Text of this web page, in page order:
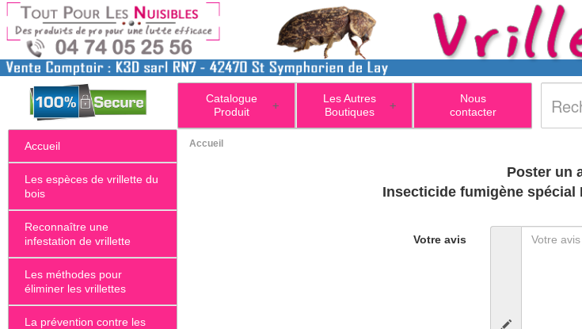
+
Catalogue
Produit
+
Les Autres
Boutiques
Nous
contacter
Accueil
Les espèces de vrillette du
bois
Reconnaître une
infestation de vrillette
Les méthodes pour
éliminer les vrillettes
La prévention contre les
Accueil
Poster un
Insecticide fumigène spécial
Votre avis